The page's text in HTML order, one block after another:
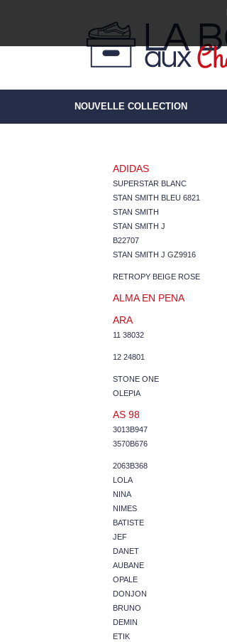
NOUVELLE COLLECTION
ADIDAS
SUPERSTAR BLANC
STAN SMITH BLEU 6821
STAN SMITH
STAN SMITH J
B22707
STAN SMITH J GZ9916
RETROPY BEIGE ROSE
ALMA EN PENA
ARA
11 38032
12 24801
STONE ONE
OLEPIA
AS 98
3013B947
3570B676
2063B368
LOLA
NINA
NIMES
BATISTE
JEF
DANET
AUBANE
OPALE
DONJON
BRUNO
DEMIN
ETIK